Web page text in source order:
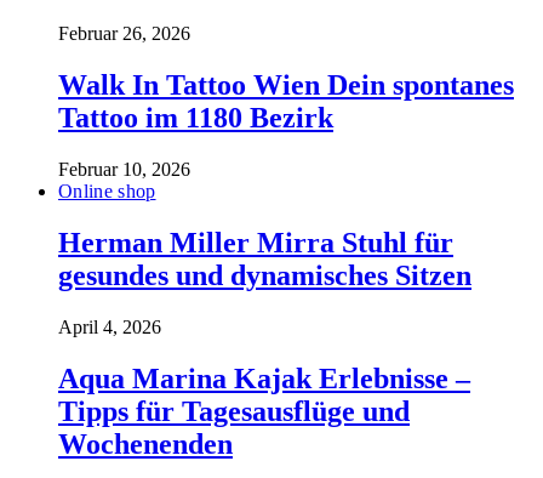
Februar 26, 2026
Walk In Tattoo Wien Dein spontanes
Tattoo im 1180 Bezirk
Februar 10, 2026
Online shop
Herman Miller Mirra Stuhl für
gesundes und dynamisches Sitzen
April 4, 2026
Aqua Marina Kajak Erlebnisse –
Tipps für Tagesausflüge und
Wochenenden